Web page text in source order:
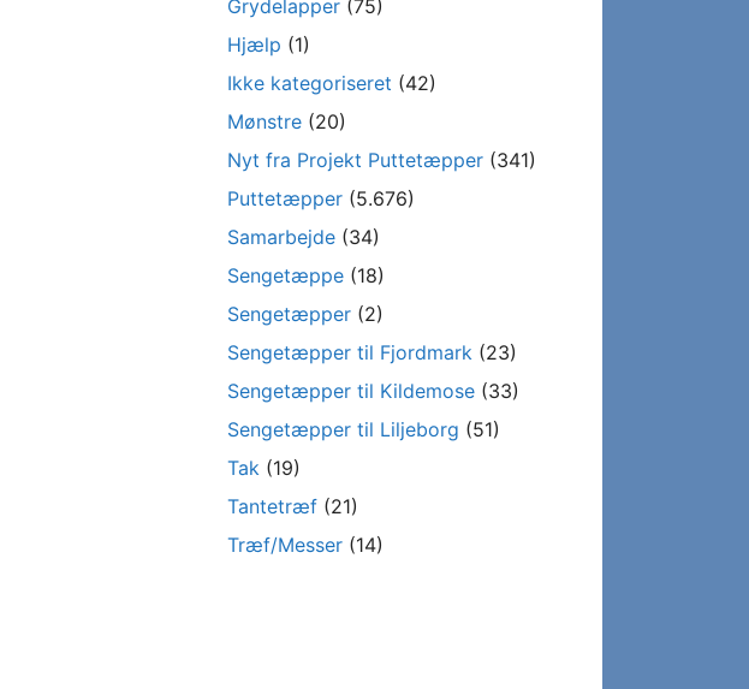
Grydelapper (75)
Hjælp (1)
Ikke kategoriseret (42)
Mønstre (20)
Nyt fra Projekt Puttetæpper (341)
Puttetæpper (5.676)
Samarbejde (34)
Sengetæppe (18)
Sengetæpper (2)
Sengetæpper til Fjordmark (23)
Sengetæpper til Kildemose (33)
Sengetæpper til Liljeborg (51)
Tak (19)
Tantetræf (21)
Træf/Messer (14)